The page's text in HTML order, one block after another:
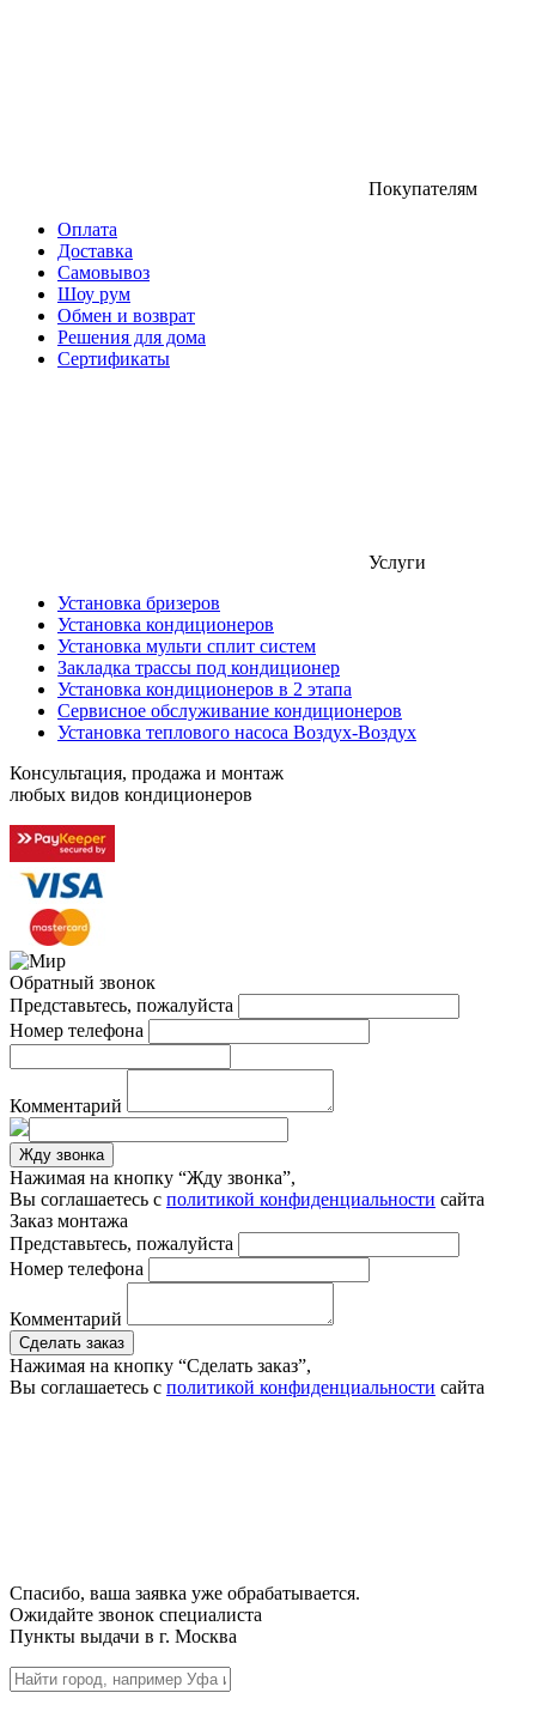
Покупателям
Оплата
Доставка
Самовывоз
Шоу рум
Обмен и возврат
Решения для дома
Сертификаты
Услуги
Установка бризеров
Установка кондиционеров
Установка мульти сплит систем
Закладка трассы под кондиционер
Установка кондиционеров в 2 этапа
Сервисное обслуживание кондиционеров
Установка теплового насоса Воздух-Воздух
Консультация, продажа и монтаж
любых видов кондиционеров
Обратный звонок
Представьтесь, пожалуйста
Номер телефона
Комментарий
Жду звонка
Нажимая на кнопку “Жду звонка”,
Вы соглашаетесь с политикой конфиденциальности сайта
Заказ монтажа
Представьтесь, пожалуйста
Номер телефона
Комментарий
Сделать заказ
Нажимая на кнопку “Сделать заказ”,
Вы соглашаетесь с политикой конфиденциальности сайта
Спасибо, ваша заявка уже обрабатывается.
Ожидайте звонок специалиста
Пункты выдачи в г. Москва